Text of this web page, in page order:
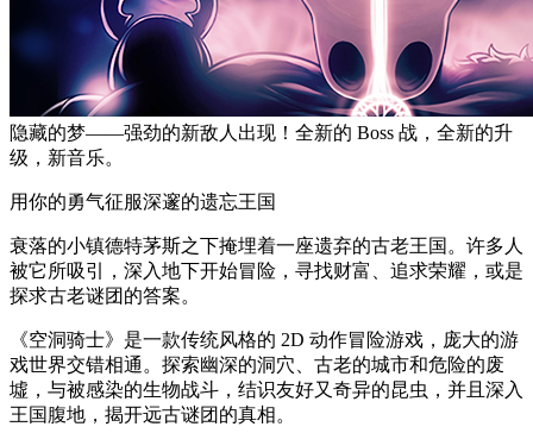
隐藏的梦——强劲的新敌人出现！全新的 Boss 战，全新的升
级，新音乐。
用你的勇气征服深邃的遗忘王国
衰落的小镇德特茅斯之下掩埋着一座遗弃的古老王国。许多人
被它所吸引，深入地下开始冒险，寻找财富、追求荣耀，或是
探求古老谜团的答案。
《空洞骑士》是一款传统风格的 2D 动作冒险游戏，庞大的游
戏世界交错相通。探索幽深的洞穴、古老的城市和危险的废
墟，与被感染的生物战斗，结识友好又奇异的昆虫，并且深入
王国腹地，揭开远古谜团的真相。